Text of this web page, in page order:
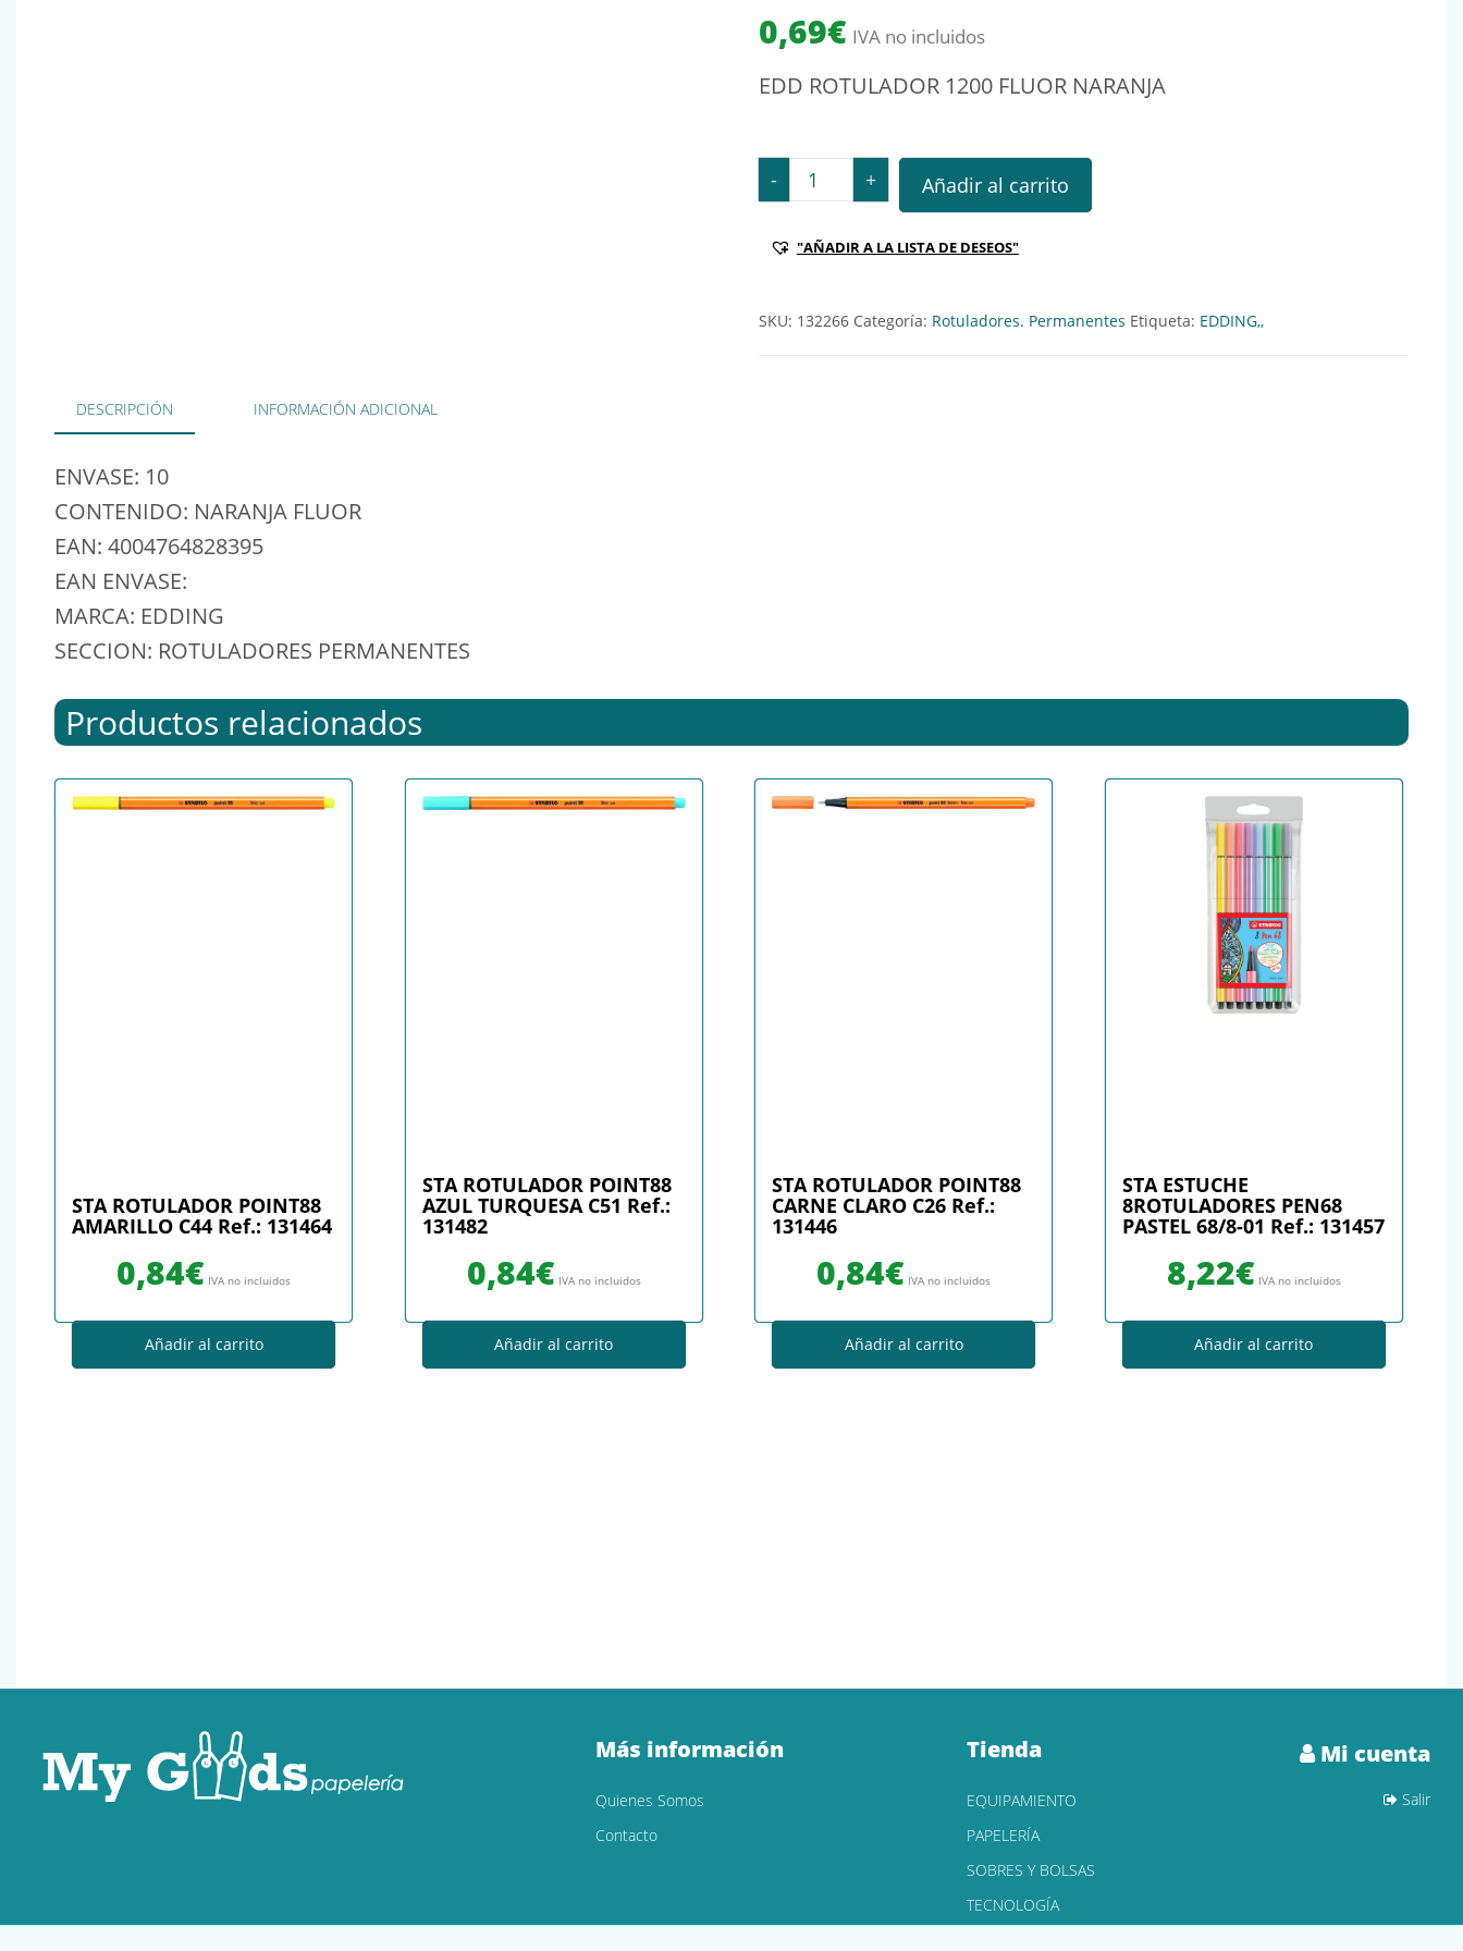
0,69€ IVA no incluidos
EDD ROTULADOR 1200 FLUOR NARANJA
- EDD ROTULADOR 1200 FLUOR NARANJA Ref.: 132266 cantidad
+ Añadir al carrito
"AÑADIR A LA LISTA DE DESEOS"
SKU: 132266 Categoría: Rotuladores. Permanentes Etiqueta: EDDING,,
DESCRIPCIÓN INFORMACIÓN ADICIONAL
ENVASE: 10
CONTENIDO: NARANJA FLUOR
EAN: 4004764828395
EAN ENVASE:
MARCA: EDDING
SECCION: ROTULADORES PERMANENTES
Productos relacionados
STA ROTULADOR POINT88
AMARILLO C44 Ref.: 131464
0,84€ IVA no incluidos
Añadir al carrito
STA ROTULADOR POINT88
AZUL TURQUESA C51 Ref.:
131482
0,84€ IVA no incluidos
Añadir al carrito
STA ROTULADOR POINT88
CARNE CLARO C26 Ref.:
131446
0,84€ IVA no incluidos
Añadir al carrito
STA ESTUCHE
8ROTULADORES PEN68
PASTEL 68/8-01 Ref.: 131457
8,22€ IVA no incluidos
Añadir al carrito
Más información
Quienes Somos
Contacto
Tienda
EQUIPAMIENTO
PAPELERÍA
SOBRES Y BOLSAS
TECNOLOGÍA
Mi cuenta
Salir